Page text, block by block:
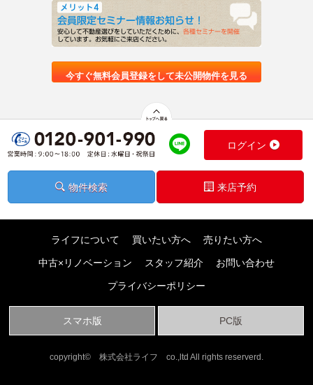
今すぐ無料会員登録をして未公開物件を見る
ログイン
物件検索 来店予約
ライフについて 買いたい方へ 売りたい方へ
中古×リノベーション スタッフ紹介 お問い合わせ
プライバシーポリシー
スマホ版 PC版
copyright© 株式会社ライフ co.,ltd All rights reserverd.